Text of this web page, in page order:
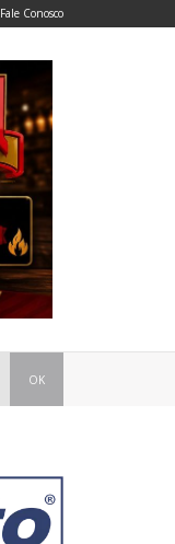
Fale Conosco
OK